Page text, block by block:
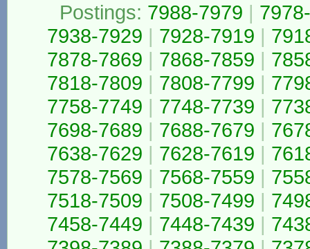
Postings: 7988-7979 |
7938-7929 | 7928-7919 |
7878-7869 | 7868-7859 |
7818-7809 | 7808-7799 |
7758-7749 | 7748-7739 |
7698-7689 | 7688-7679 |
7638-7629 | 7628-7619 |
7578-7569 | 7568-7559 |
7518-7509 | 7508-7499 |
7458-7449 | 7448-7439 |